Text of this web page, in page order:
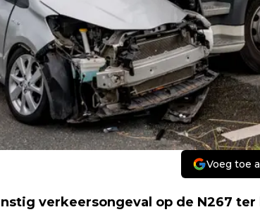
Voeg toe
verkeersongeval op de N267